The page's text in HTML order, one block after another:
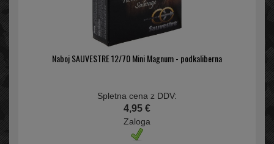
Naboj SAUVESTRE 12/70 Mini Magnum - podkaliberna
Spletna cena z DDV:
4,95 €
Zaloga